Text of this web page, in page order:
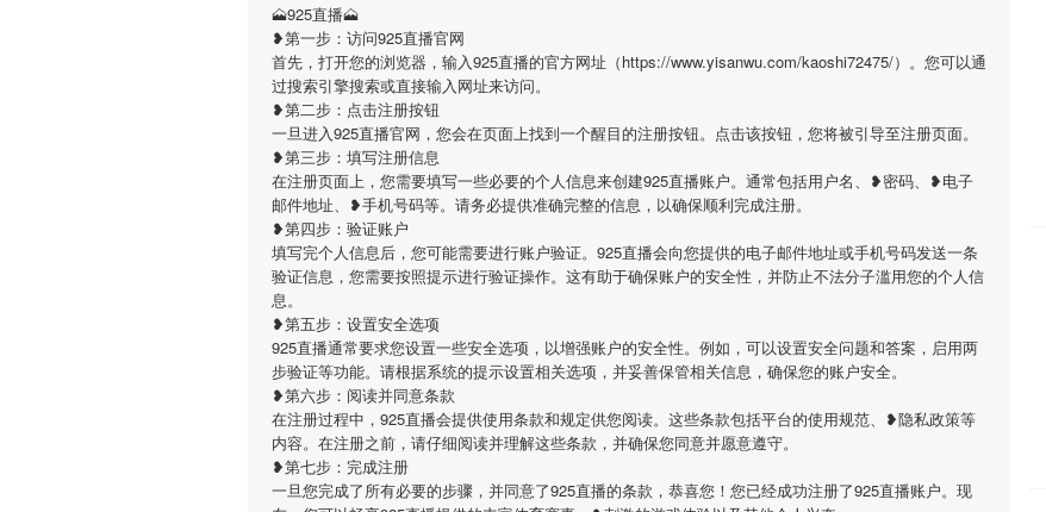
🗻925直播🗻
❥第一步：访问925直播官网
首先，打开您的浏览器，输入925直播的官方网址（https://www.yisanwu.com/kaoshi72475/）。您可以通
过搜索引擎搜索或直接输入网址来访问。
❥第二步：点击注册按钮
一旦进入925直播官网，您会在页面上找到一个醒目的注册按钮。点击该按钮，您将被引导至注册页面。
❥第三步：填写注册信息
在注册页面上，您需要填写一些必要的个人信息来创建925直播账户。通常包括用户名、❥密码、❥电子
邮件地址、❥手机号码等。请务必提供准确完整的信息，以确保顺利完成注册。
❥第四步：验证账户
填写完个人信息后，您可能需要进行账户验证。925直播会向您提供的电子邮件地址或手机号码发送一条
验证信息，您需要按照提示进行验证操作。这有助于确保账户的安全性，并防止不法分子滥用您的个人信
息。
❥第五步：设置安全选项
925直播通常要求您设置一些安全选项，以增强账户的安全性。例如，可以设置安全问题和答案，启用两
步验证等功能。请根据系统的提示设置相关选项，并妥善保管相关信息，确保您的账户安全。
❥第六步：阅读并同意条款
在注册过程中，925直播会提供使用条款和规定供您阅读。这些条款包括平台的使用规范、❥隐私政策等
内容。在注册之前，请仔细阅读并理解这些条款，并确保您同意并愿意遵守。
❥第七步：完成注册
一旦您完成了所有必要的步骤，并同意了925直播的条款，恭喜您！您已经成功注册了925直播账户。现